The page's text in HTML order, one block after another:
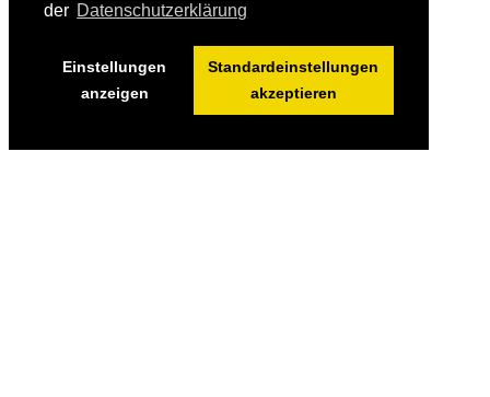
der Datenschutzerklärung
Einstellungen
anzeigen
Standardeinstellungen
akzeptieren